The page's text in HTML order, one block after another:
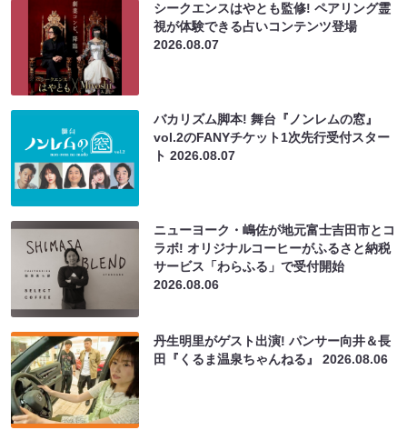
シークエンスはやとも監修! ペアリング霊
視が体験できる占いコンテンツ登場
2026.08.07
バカリズム脚本! 舞台『ノンレムの窓』
vol.2のFANYチケット1次先行受付スター
ト2026.08.07
ニューヨーク・嶋佐が地元富士吉田市とコ
ラボ! オリジナルコーヒーがふるさと納税
サービス「わらふる」で受付開始
2026.08.06
丹生明里がゲスト出演! パンサー向井＆長
田『くるま温泉ちゃんねる』2026.08.06